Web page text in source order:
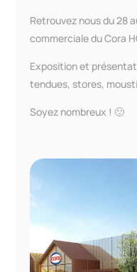
Retrouvez nous du 28
commerciale du Cora
Exposition et
tendues, stores,
Soyez nombreux ! 🙂